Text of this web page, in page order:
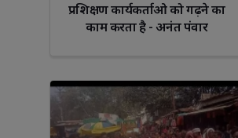
प्रशिक्षण कार्यकर्ताओ को गढ़ने का
काम करता है - अनंत पंवार